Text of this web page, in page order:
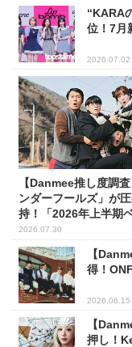
“KARA
位！7月
2026.07.02
【Danmee推し度調
ンダーフールズ」が
持！「2026年上半期
2026.07.30
【
得！
2026.06.15
【
押し！